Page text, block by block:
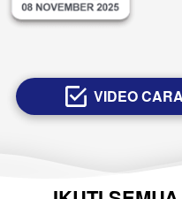
` VIDEO